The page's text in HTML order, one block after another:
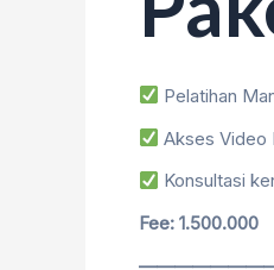
Pelatihan
Akses Video
Konsultasi
Fee: 1.500.000